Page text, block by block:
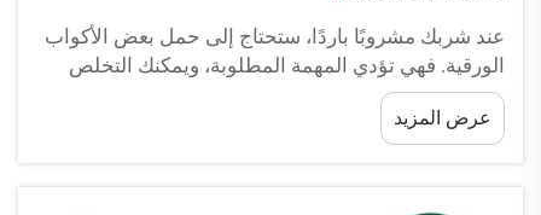
عند شربك مشروبًا باردًا، ستحتاج إلى حمل بعض الأكواب
الورقية. فهي تؤدي المهمة المطلوبة، ويمكنك التخلص
منها فور الانتهاء من استخدامها. لكن هل سبق أن تساءلت
لماذا تكون بعض الأكواب الورقية أفضل من غيرها؟ إن
الأكواب الورقية المعزَّلة ت...
عرض المزيد